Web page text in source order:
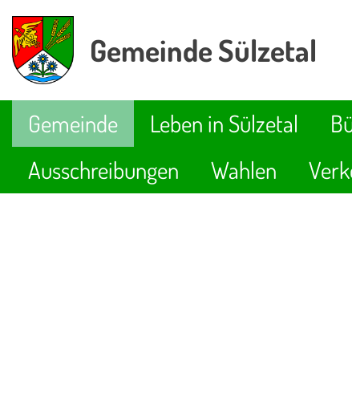
Gemeinde Sülzetal
Gemeinde Leben in Sülzetal
Ausschreibungen
Wahlen